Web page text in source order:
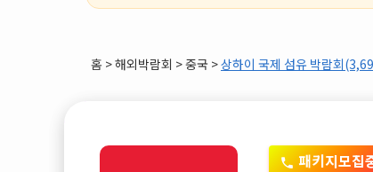
홈 >해외박람회 > 중국 >상하이 국제 섬유 박람회
패키지모집